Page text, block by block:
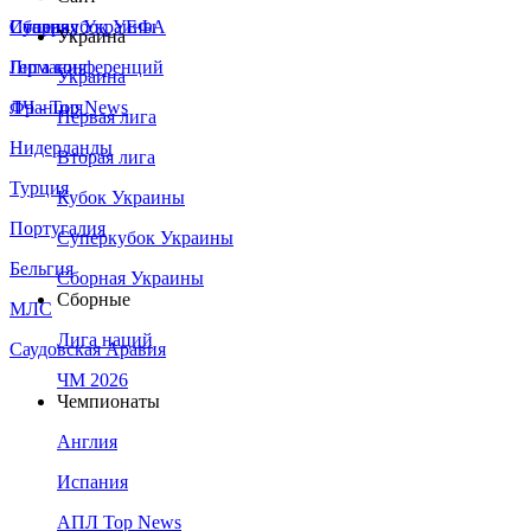
Сборная Украины
Италия
Германия
Франция
Нидерланды
Турция
Португалия
Бельгия
МЛС
Саудовская Аравия
Суперкубок УЕФА
Лига конференций
ЛЧ - Top News
Украина
Украина
Первая лига
Вторая лига
Кубок Украины
Суперкубок Украины
Сборная Украины
Сборные
Лига наций
ЧМ 2026
Чемпионаты
Англия
Испания
АПЛ Top News